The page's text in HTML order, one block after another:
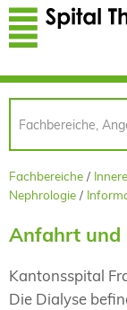
Direkt zum Inhalt
Fachbereiche
Nephrologie
Anfahrt und
Kantonsspital
Die Dialyse